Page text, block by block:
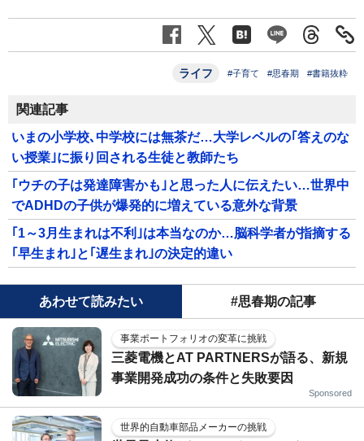
ライフ #子育て #思春期 #書籍抜粋
関連記事
いまの小学校､中学校には無茶だ…大学レベルの｢答えのな
い授業｣に振り回される生徒と教師たち
｢ウチの子は発達障害かも｣と思った人に伝えたい…世界中
でADHDの子供が爆発的に増えている意外な背景
｢1～3月生まれは不利｣は本当なのか…脳科学者が指摘する
｢早生まれ｣と｢遅生まれ｣の決定的違い
あわせて読みたい #思春期の記事
事業ポートフォリオの変革に挑戦
三菱電機とAT PARTNERSが語る、新規
事業開発成功の条件と失敗要因
Sponsored
世界的自動車部品メーカーの挑戦